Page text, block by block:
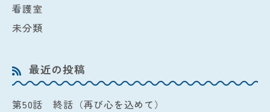
看護室
未分類
最近の投稿
第50話 終話（再び心を込めて）